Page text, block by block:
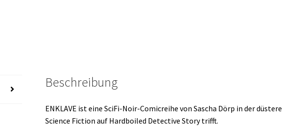
Beschreibung
ENKLAVE ist eine SciFi-Noir-Comicreihe von Sascha Dörp in der düstere
Science Fiction auf Hardboiled Detective Story trifft.